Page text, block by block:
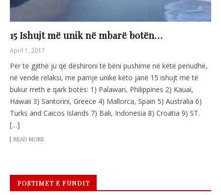
15 Ishujt më unik në mbarë botën…
April 1, 2017
Për të gjithë ju që dëshironi të bëni pushime në këtë periudhë,
në vende relaksi, me pamje unike këto janë 15 ishujt më të
bukur rreth e qark botës: 1) Palawan, Philippines 2) Kauai,
Hawaii 3) Santorini, Greece 4) Mallorca, Spain 5) Australia 6)
Turks and Caicos Islands 7) Bali, Indonesia 8) Croatia 9) ST.
[…]
READ MORE
POSTIMET E FUNDIT